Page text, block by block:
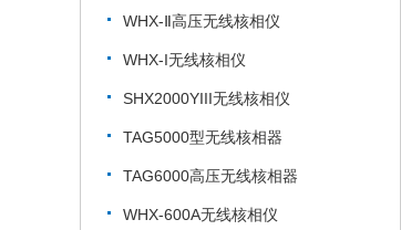
WHX-Ⅱ高压无线核相仪
WHX-I无线核相仪
SHX2000YIII无线核相仪
TAG5000型无线核相器
TAG6000高压无线核相器
WHX-600A无线核相仪